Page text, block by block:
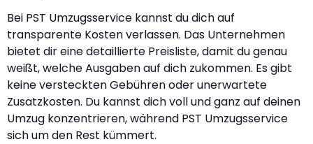
Bei PST Umzugsservice kannst du dich auf
transparente Kosten verlassen. Das Unternehmen
bietet dir eine detaillierte Preisliste, damit du genau
weißt, welche Ausgaben auf dich zukommen. Es gibt
keine versteckten Gebühren oder unerwartete
Zusatzkosten. Du kannst dich voll und ganz auf deinen
Umzug konzentrieren, während PST Umzugsservice
sich um den Rest kümmert.